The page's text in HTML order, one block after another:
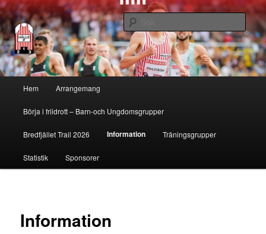
Hälle IF
Sök
Hoppa
till
huvudinnehåll
Hem Arrangemang
Börja i friidrott – Barn-och Ungdomsgrupper
Bredfjället Trail 2026 Information Träningsgrupper
Statistik Sponsorer
Information